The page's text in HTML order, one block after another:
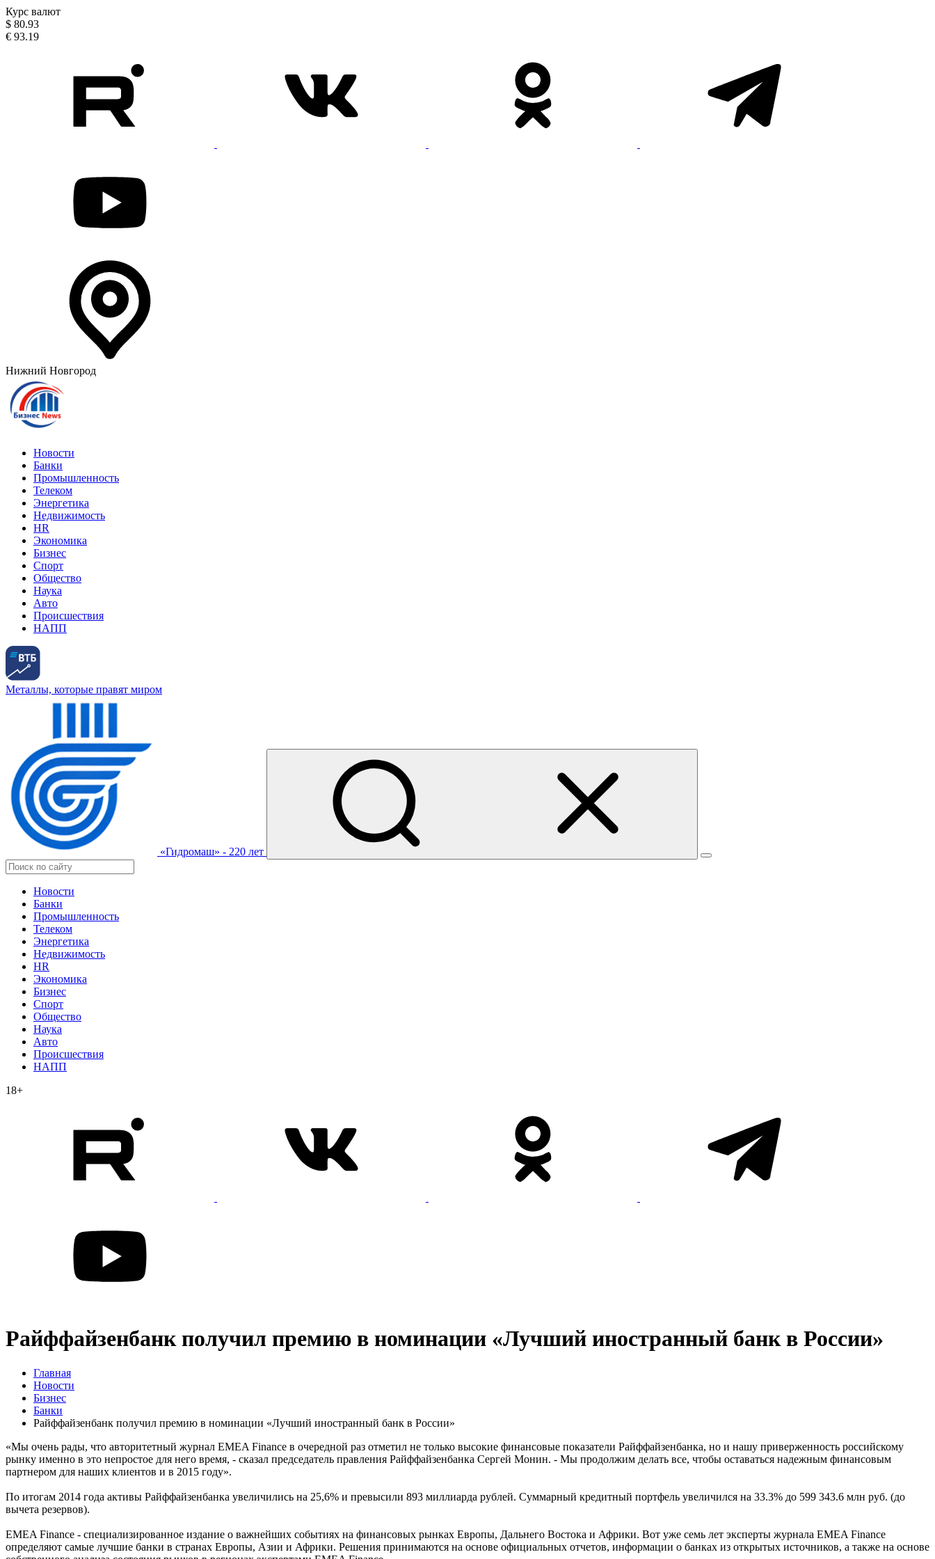
Курс валют
$ 80.93
€ 93.19
Нижний Новгород
Новости
Банки
Промышленность
Телеком
Энергетика
Недвижимость
HR
Экономика
Бизнес
Спорт
Общество
Наука
Авто
Происшествия
НАПП
Металлы, которые правят миром
«Гидромаш» - 220 лет
Новости
Банки
Промышленность
Телеком
Энергетика
Недвижимость
HR
Экономика
Бизнес
Спорт
Общество
Наука
Авто
Происшествия
НАПП
18+
Райффайзенбанк получил премию в номинации «Лучший иностранный банк в России»
Главная
Новости
Бизнес
Банки
Райффайзенбанк получил премию в номинации «Лучший иностранный банк в России»
«Мы очень рады, что авторитетный журнал EMEA Finance в очередной раз отметил не только высокие финансовые показатели Райффайзенбанка, но и нашу приверженность российскому
рынку именно в это непростое для него время, - сказал председатель правления Райффайзенбанка Сергей Монин. - Мы продолжим делать все, чтобы оставаться надежным финансовым
партнером для наших клиентов и в 2015 году».
По итогам 2014 года активы Райффайзенбанка увеличились на 25,6% и превысили 893 миллиарда рублей. Суммарный кредитный портфель увеличился на 33.3% до 599 343.6 млн руб. (до
вычета резервов).
EMEA Finance - специализированное издание о важнейших событиях на финансовых рынках Европы, Дальнего Востока и Африки. Вот уже семь лет эксперты журнала EMEA Finance
определяют самые лучшие банки в странах Европы, Азии и Африки. Решения принимаются на основе официальных отчетов, информации о банках из открытых источников, а также на основе